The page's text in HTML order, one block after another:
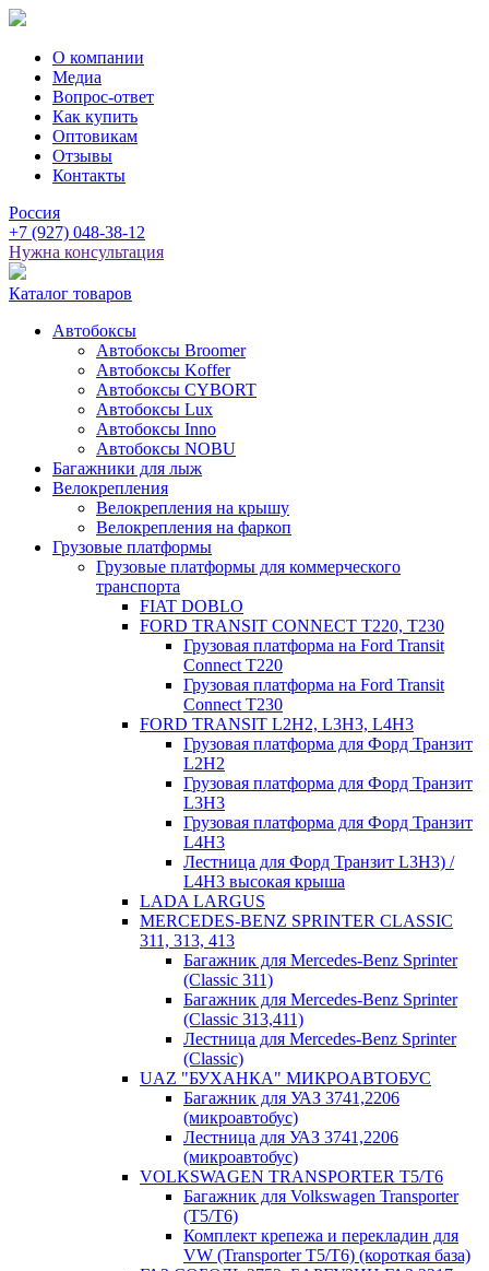
О компании
Медиа
Вопрос-ответ
Как купить
Оптовикам
Отзывы
Контакты
Россия
+7 (927) 048-38-12
Нужна консультация
Каталог товаров
Автобоксы
Автобоксы Broomer
Автобоксы Koffer
Автобоксы CYBORT
Автобоксы Lux
Автобоксы Inno
Автобоксы NOBU
Багажники для лыж
Велокрепления
Велокрепления на крышу
Велокрепления на фаркоп
Грузовые платформы
Грузовые платформы для коммерческого
транспорта
FIAT DOBLO
FORD TRANSIT CONNECT Т220, T230
Грузовая платформа на Ford Transit
Connect T220
Грузовая платформа на Ford Transit
Connect T230
FORD TRANSIT L2H2, L3H3, L4H3
Грузовая платформа для Форд Транзит
L2H2
Грузовая платформа для Форд Транзит
L3H3
Грузовая платформа для Форд Транзит
L4H3
Лестница для Форд Транзит L3H3) /
L4H3 высокая крыша
LADA LARGUS
MERCEDES-BENZ SPRINTER CLASSIC
311, 313, 413
Багажник для Mercedes-Benz Sprinter
(Classic 311)
Багажник для Mercedes-Benz Sprinter
(Classic 313,411)
Лестница для Mercedes-Benz Sprinter
(Classic)
UAZ "БУХАНКА" МИКРOАВТОБУС
Багажник для УАЗ 3741,2206
(микроавтобус)
Лестница для УАЗ 3741,2206
(микроавтобус)
VOLKSWAGEN TRANSPORTER T5/T6
Багажник для Volkswagen Transporter
(T5/T6)
Комплект крепежа и перекладин для
VW (Transporter T5/T6) (короткая база)